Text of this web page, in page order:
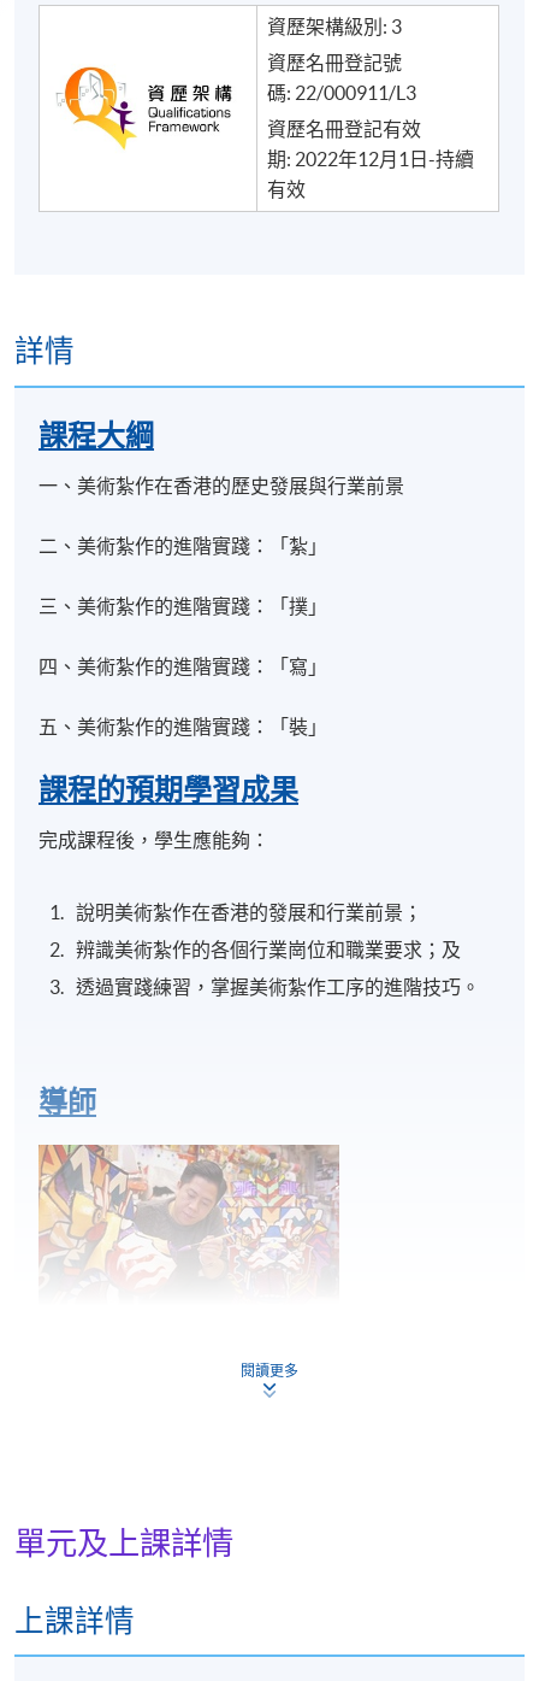
資歷架構級別: 3
資歷名冊登記號
碼: 22/000911/L3
資歷名冊登記有效
期: 2022年12月1日-持續
有效
詳情
課程大綱
一、美術紮作在香港的歷史發展與行業前景
二、美術紮作的進階實踐：「紮」
三、美術紮作的進階實踐：「撲」
四、美術紮作的進階實踐：「寫」
五、美術紮作的進階實踐：「裝」
課程的預期學習成果
完成課程後，學生應能夠：
說明美術紮作在香港的發展和行業前景；
辨識美術紮作的各個行業崗位和職業要求；及
透過實踐練習，掌握美術紮作工序的進階技巧。
導師
不同的作品，許師傅更會教授不同的課程及工作坊，
致力推廣、宣揚和傳承傳統工藝，希望吸引更多有興
非物質文化遺產名錄，並受到各界重視，自 2012起，
閱讀更多
單元及上課詳情
上課詳情